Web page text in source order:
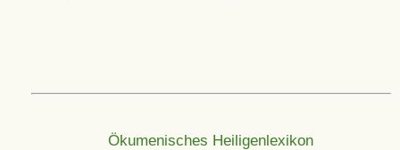
Ökumenisches Heiligenlexikon